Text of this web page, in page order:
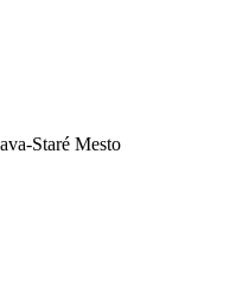
Staré Mesto